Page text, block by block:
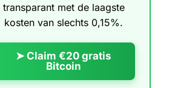
transparant met de laagste
kosten van slechts 0,15%.
➤ Claim €20 gratis
Bitcoin